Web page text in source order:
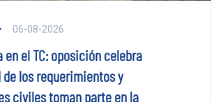
06-08-2026
en el TC: oposición celebra
los requerimientos y
civiles toman parte en la